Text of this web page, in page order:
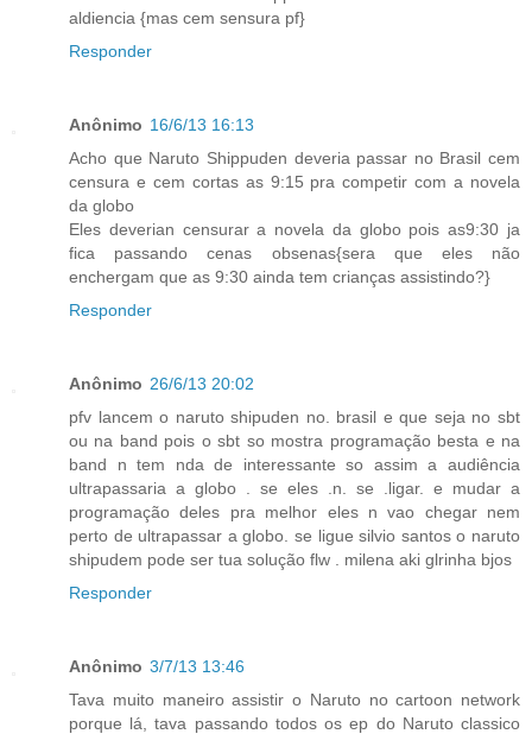
aldiencia {mas cem sensura pf}
Responder
Anônimo 16/6/13 16:13
Acho que Naruto Shippuden deveria passar no Brasil cem
censura e cem cortas as 9:15 pra competir com a novela
da globo
Eles deverian censurar a novela da globo pois as9:30 ja
fica passando cenas obsenas{sera que eles não
enchergam que as 9:30 ainda tem crianças assistindo?}
Responder
Anônimo 26/6/13 20:02
pfv lancem o naruto shipuden no. brasil e que seja no sbt
ou na band pois o sbt so mostra programação besta e na
band n tem nda de interessante so assim a audiência
ultrapassaria a globo . se eles .n. se .ligar. e mudar a
programação deles pra melhor eles n vao chegar nem
perto de ultrapassar a globo. se ligue silvio santos o naruto
shipudem pode ser tua solução flw . milena aki glrinha bjos
Responder
Anônimo 3/7/13 13:46
Tava muito maneiro assistir o Naruto no cartoon network
porque lá, tava passando todos os ep do Naruto classico